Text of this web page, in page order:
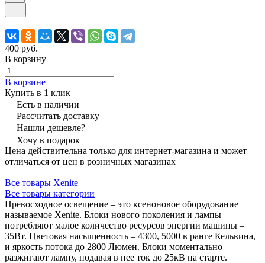
400 руб.
В корзину
В корзине
Купить в 1 клик
Есть в наличии
Рассчитать доставку
Нашли дешевле?
Хочу в подарок
Цена действительна только для интернет-магазина и может
отличаться от цен в розничных магазинах
Все товары Xenite
Все товары категории
Превосходное освещение – это ксеноновое оборудование
называемое Xenite. Блоки нового поколения и лампы
потребляют малое количество ресурсов энергии машины –
35Вт. Цветовая насыщенность – 4300, 5000 в ранге Кельвина,
и яркость потока до 2800 Люмен. Блоки моментально
разжигают лампу, подавая в нее ток до 25кВ на старте.